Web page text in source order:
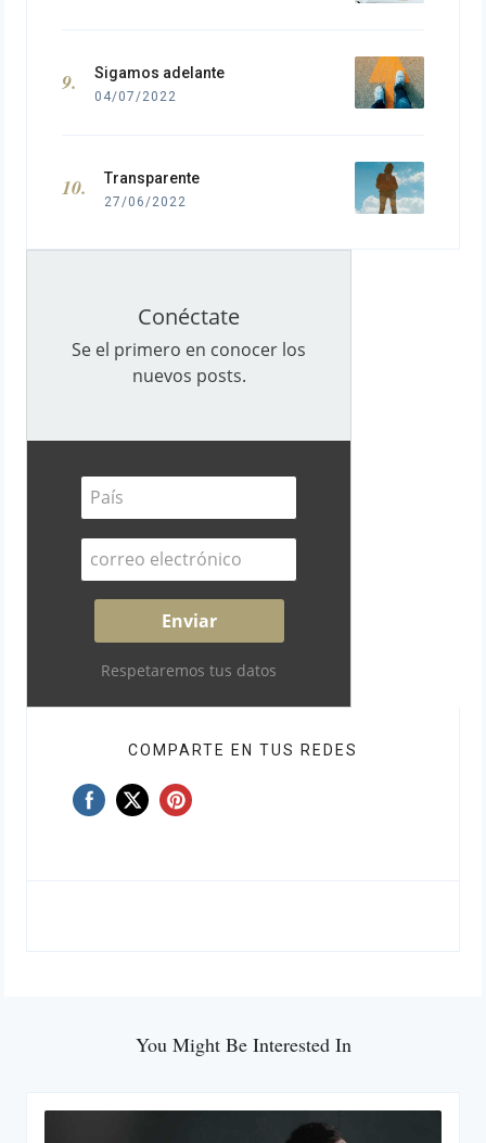
Sigamos adelante
04/07/2022
Transparente
27/06/2022
Conéctate
Se el primero en conocer los
nuevos posts.
Respetaremos tus datos
COMPARTE EN TUS REDES
You Might Be Interested In